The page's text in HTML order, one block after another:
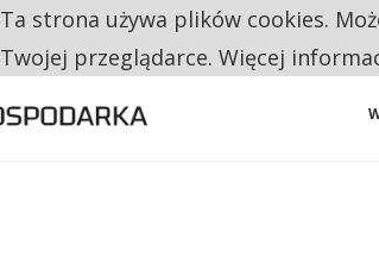
NA JEDEN WAKAT PRZYPADAJĄ 62 ZGŁOSZENIA.
Ta strona używa plików cookies.
Twojej przeglądarce. Więcej